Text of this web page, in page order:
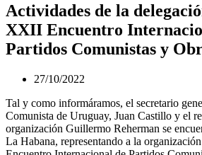
Actividades de la
XXII Encuentro
Partidos Comunistas y
27/10/2022
Tal y como informáramos, el secretario
Comunista de Uruguay, Juan Castillo y el
organización Guillermo Reherman se
La Habana, representando a la